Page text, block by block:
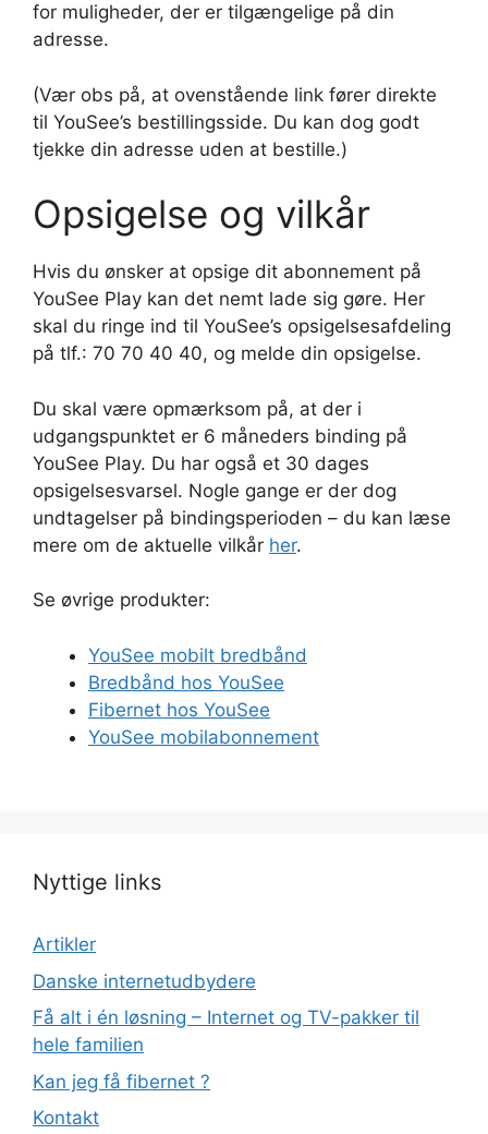
for muligheder, der er tilgængelige på din
adresse.
(Vær obs på, at ovenstående link fører direkte
til YouSee’s bestillingsside. Du kan dog godt
tjekke din adresse uden at bestille.)
Opsigelse og vilkår
Hvis du ønsker at opsige dit abonnement på
YouSee Play kan det nemt lade sig gøre. Her
skal du ringe ind til YouSee’s opsigelsesafdeling
på tlf.: 70 70 40 40, og melde din opsigelse.
Du skal være opmærksom på, at der i
udgangspunktet er 6 måneders binding på
YouSee Play. Du har også et 30 dages
opsigelsesvarsel. Nogle gange er der dog
undtagelser på bindingsperioden – du kan læse
mere om de aktuelle vilkår her.
Se øvrige produkter:
YouSee mobilt bredbånd
Bredbånd hos YouSee
Fibernet hos YouSee
YouSee mobilabonnement
Nyttige links
Artikler
Danske internetudbydere
Få alt i én løsning – Internet og TV-pakker til
hele familien
Kan jeg få fibernet ?
Kontakt